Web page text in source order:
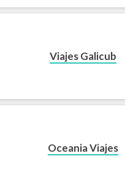
Viajes Galicub
Oceania Viajes